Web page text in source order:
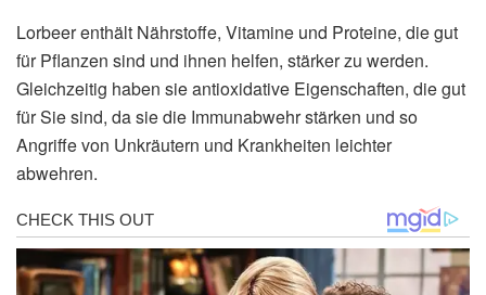
Lorbeer enthält Nährstoffe, Vitamine und Proteine, die gut
für Pflanzen sind und ihnen helfen, stärker zu werden.
Gleichzeitig haben sie antioxidative Eigenschaften, die gut
für Sie sind, da sie die Immunabwehr stärken und so
Angriffe von Unkräutern und Krankheiten leichter
abwehren.